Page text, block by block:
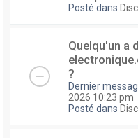
Posté dans
Quelqu'un a
?
Dernier
2026 10:23 pm
Posté dans